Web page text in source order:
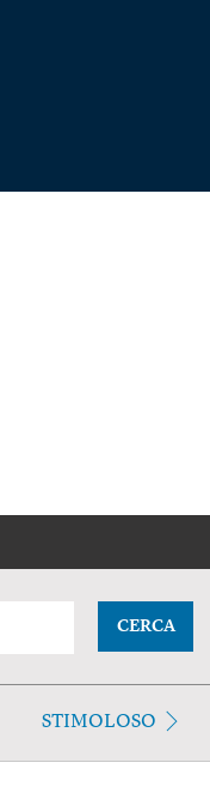
CERCA
STIMOLOSO